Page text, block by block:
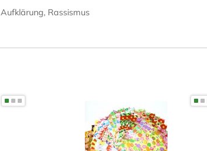
Aufklärung, Rassismus